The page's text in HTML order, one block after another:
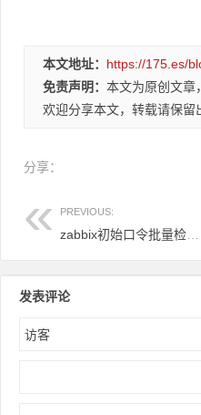
本文地址： https://175.es/
免责声明： 本文为原创文章
欢迎分享本文，转载请保留
分享：
PREVIOUS:
发表评论